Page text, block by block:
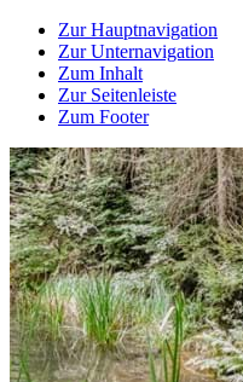
Zur Hauptnavigation
Zur Unternavigation
Zum Inhalt
Zur Seitenleiste
Zum Footer